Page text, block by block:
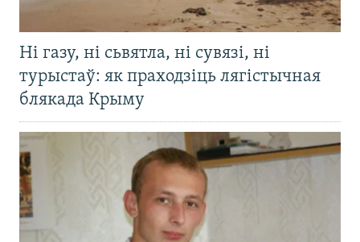
Ні газу, ні сьвятла, ні сувязі, ні
турыстаў: як праходзіць лягістычная
блякада Крыму